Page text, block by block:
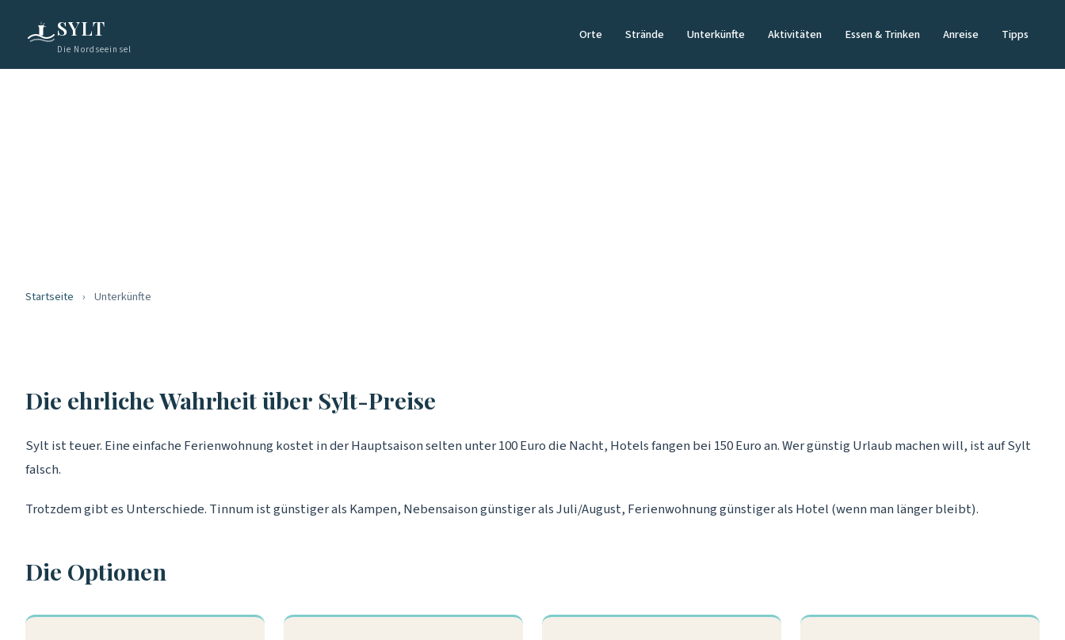
SYLT
Die Nordseeinsel
Orte Strände Unterkünfte Aktivitäten Essen & Trinken Anreise Tipps
Startseite › Unterkünfte
Die ehrliche Wahrheit über Sylt-Preise
Sylt ist teuer. Eine einfache Ferienwohnung kostet in der Hauptsaison selten unter 100 Euro die Nacht, Hotels fangen bei 150 Euro an. Wer günstig Urlaub machen will, ist auf Sylt
falsch.
Trotzdem gibt es Unterschiede. Tinnum ist günstiger als Kampen, Nebensaison günstiger als Juli/August, Ferienwohnung günstiger als Hotel (wenn man länger bleibt).
Die Optionen